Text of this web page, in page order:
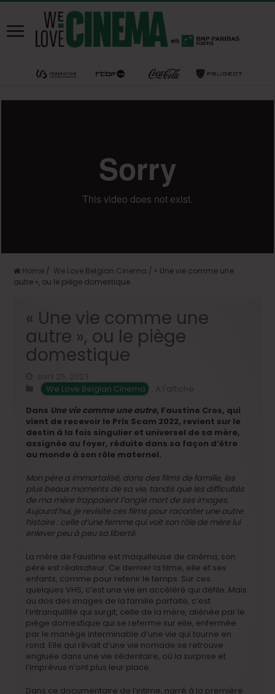
Home / We Love Belgian Cinema / « Une vie comme une
autre », ou le piège domestique
« Une vie comme une
autre », ou le piège
domestique
avril 25, 2023
We Love Belgian Cinema
A l'affiche
Dans Une vie comme une autre, Faustine Cros, qui
vient de recevoir le Prix Scam 2022, revient sur le
destin à la fois singulier et universel de sa mère,
assignée au foyer, réduite dans sa façon d’être
au monde à son rôle maternel.
Mon père a immortalisé, dans des films de famille, les
plus beaux moments de sa vie, tandis que les difficultés
de ma mère frappaient l’angle mort de ses images.
Aujourd’hui, je revisite ces films pour raconter une autre
histoire : celle d’une femme qui voit son rôle de mère lui
enlever peu à peu sa liberté.
La mère de Faustine est maquilleuse de cinéma, son
père est réalisateur. Ce dernier la filme, elle et ses
enfants, comme pour retenir le temps. Sur ces
quelques VHS, c’est une vie en accéléré qui défile. Mais
au dos des images de la famille parfaite, c’est
l’intranquillité qui surgit, celle de la mère, aliénée par le
piège domestique qui se referme sur elle, enfermée
par le manège interminable d’une vie qui tourne en
rond. Elle qui rêvait d’une vie nomade se retrouve
engluée dans une vie sédentaire, où la surprise et
l’imprévus n’ont plus leur place.
Dans ce documentaire de l’intime, narré à la première